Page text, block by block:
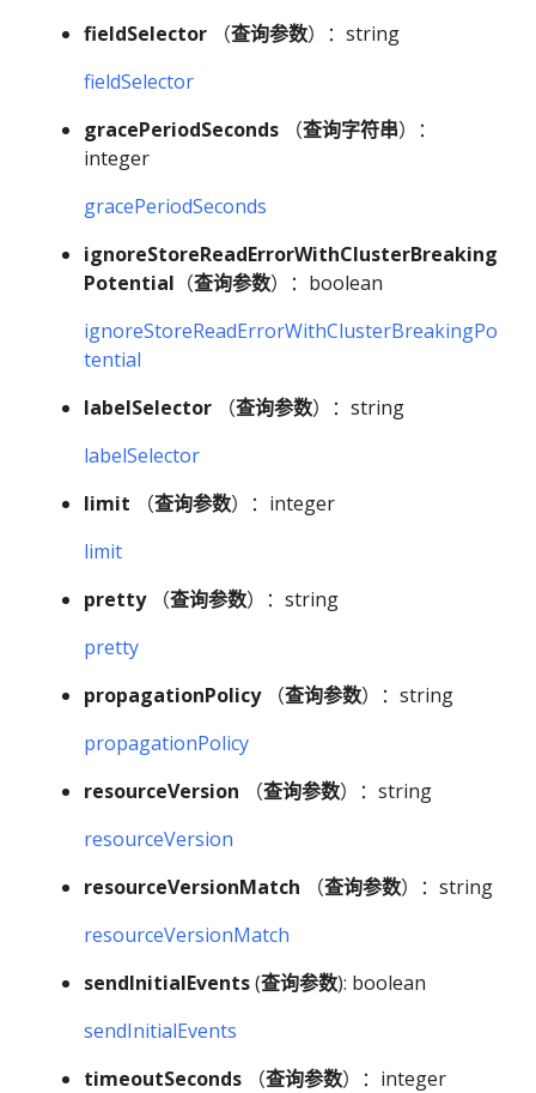
fieldSelector （查询参数）：string
fieldSelector
gracePeriodSeconds （查询字符串）：
integer
gracePeriodSeconds
ignoreStoreReadErrorWithClusterBreaking
Potential （查询参数）：boolean
ignoreStoreReadErrorWithClusterBreakingPo
tential
labelSelector （查询参数）：string
labelSelector
limit （查询参数）：integer
limit
pretty（查询参数）：string
pretty
propagationPolicy（查询参数）：string
propagationPolicy
resourceVersion （查询参数）：string
resourceVersion
resourceVersionMatch （查询参数）：string
resourceVersionMatch
sendInitialEvents(查询参数): boolean
sendInitialEvents
timeoutSeconds （查询参数）：integer